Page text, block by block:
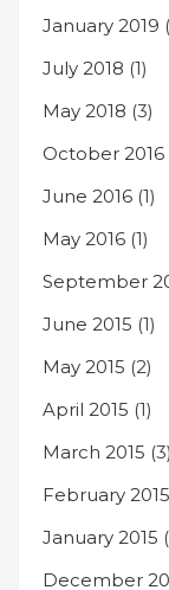
January 2019
July 2018 (1)
May 2018 (3)
October 2016
June 2016 (1)
May 2016 (1)
September
June 2015 (1)
May 2015 (2)
April 2015 (1)
March 2015 (3)
February 2015
January 2015
December